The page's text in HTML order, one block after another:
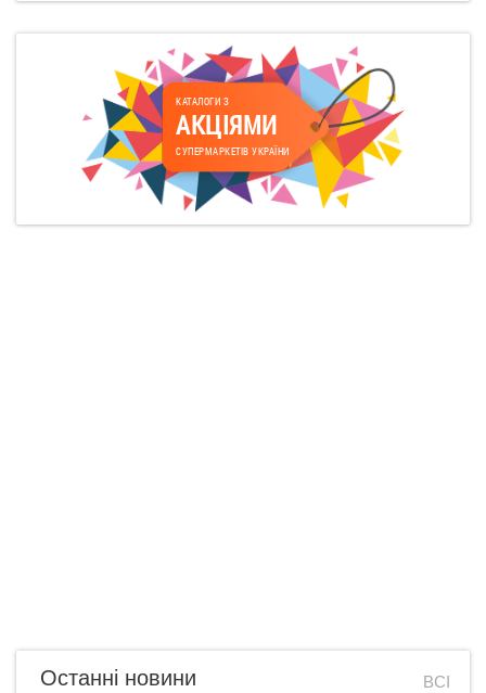
КАТАЛОГИ З
АКЦІЯМИ
СУПЕРМАРКЕТІВ УКРАЇНИ
Останні новини ВСІ